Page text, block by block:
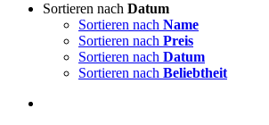
Sortieren nach Datum
Sortieren nach Name
Sortieren nach Preis
Sortieren nach Datum
Sortieren nach Beliebtheit